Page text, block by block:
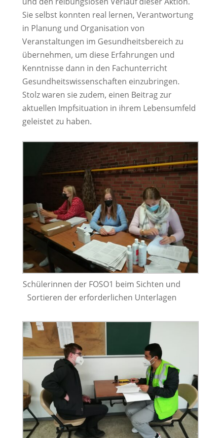
Sie selbst konnten real lernen, Verantwortung
in Planung und Organisation von
Veranstaltungen im Gesundheitsbereich zu
übernehmen, um diese Erfahrungen und
Kenntnisse dann in den Fachunterricht
Gesundheitswissenschaften einzubringen.
Stolz waren sie zudem, einen Beitrag zur
aktuellen Impfsituation in ihrem Lebensumfeld
geleistet zu haben.
Schülerinnen der FOSO1 beim Sichten und
Sortieren der erforderlichen Unterlagen